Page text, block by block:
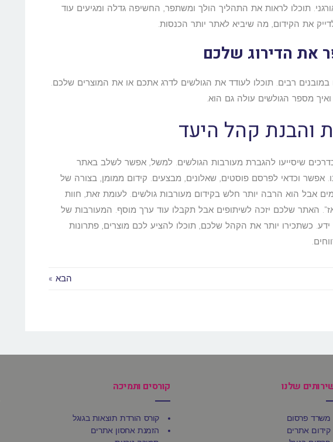
תוכלו לראות את התהליך הולך ומשתפר, החשיפה גדלה ומגיעים עוד
את הקידום, מה שיביא לאתר יותר הכנסות.
במובנים רבים. תוכלו לעודד את הגולשים לדרג אתכם או את המוצרים שלכם.
מספר הגולשים עולה גם הוא.
שיסייעו להגברת מעורבות הגולשים. למשל, אפשר לשלב באתר
אפשר וכדאי לפרסם פוסטים, שאלונים, מבצעים. קידום ממומן, בצורה של
אבל הוא הרבה יותר חלש בקידום מעורבות גולשים. לעומת זאת, חוות
האתר שלכם יזכה לשיתופים אבל תקבלו עוד ערך מוסף. המעורבות של
ידע. כשתכירו יותר את הקהל שלכם, תוכלו להציע לכם מוצרים, פתרונות
הבא »
שלנו
משרד פרסום
קידום אתרים
קורסים ותמיכה
קורס הורדת תוצאות בגוגל
הזמנת אחסון אתרים